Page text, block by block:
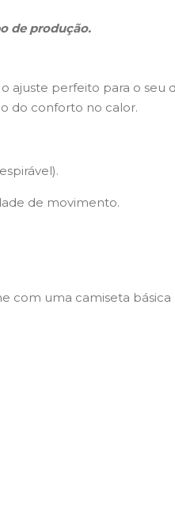
de produção.
ajuste perfeito para o seu
do conforto no calor.
de movimento.
com uma camiseta